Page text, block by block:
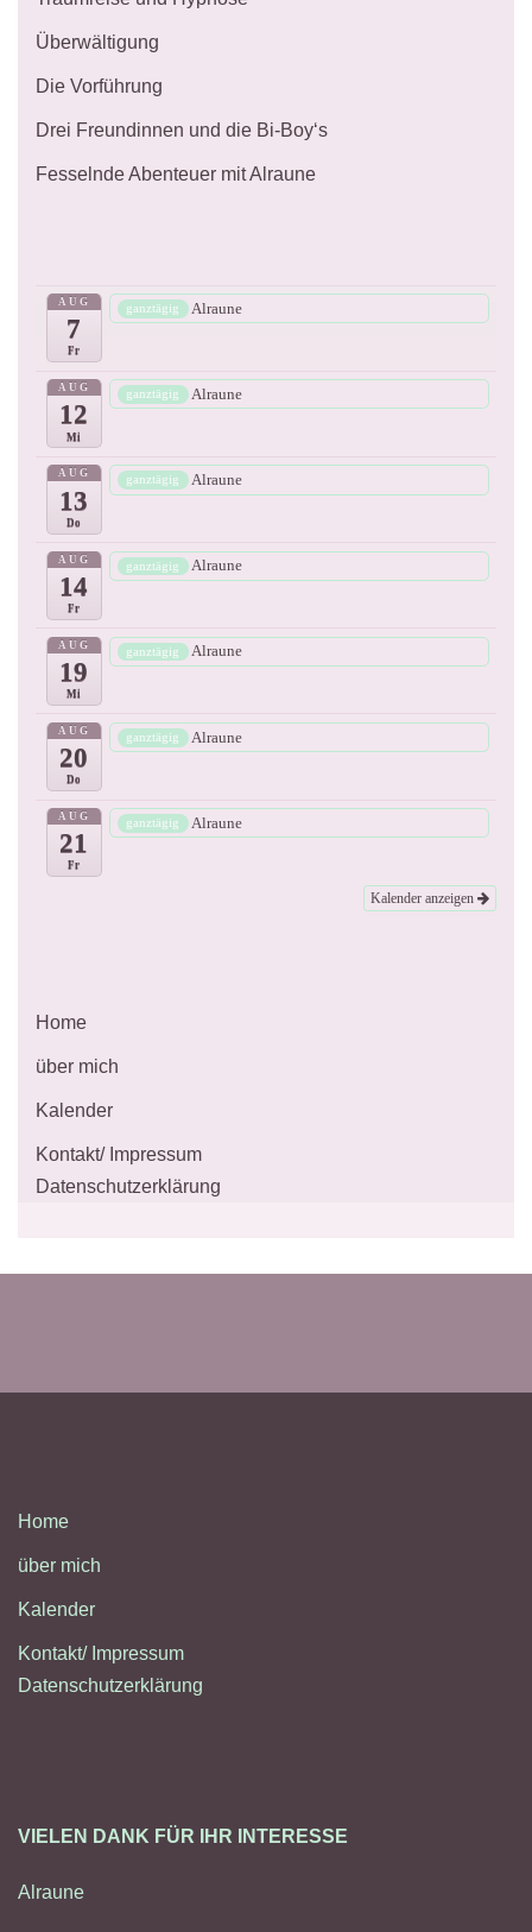
Überwältigung
Die Vorführung
Drei Freundinnen und die Bi-Boy‘s
Fesselnde Abenteuer mit Alraune
AUG
7
Fr
ganztägig Alraune
AUG
12
Mi
ganztägig Alraune
AUG
13
Do
ganztägig Alraune
AUG
14
Fr
ganztägig Alraune
AUG
19
Mi
ganztägig Alraune
AUG
20
Do
ganztägig Alraune
AUG
21
Fr
ganztägig Alraune
Kalender anzeigen
Home
über mich
Kalender
Kontakt/ Impressum
Datenschutzerklärung
Home
über mich
Kalender
Kontakt/ Impressum
Datenschutzerklärung
VIELEN DANK FÜR IHR INTERESSE
Alraune